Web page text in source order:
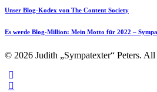
Unser Blog-Kodex von The Content Society
Es werde Blog-Million: Mein Motto für 2022 –
© 2026 Judith „Sympatexter“ Peters.